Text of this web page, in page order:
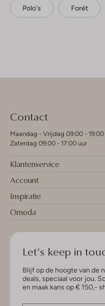
Polo's Forét
Contact
Maandag - Vrijdag 09:00 - 19:00
Zaterdag 09:00 - 17:00 uur
Klantenservice
Account
Inspiratie
Omoda
Let's keep in
Blijf op de hoogte van de
deals, speciaal voor jou.
en maak kans op € 150,-